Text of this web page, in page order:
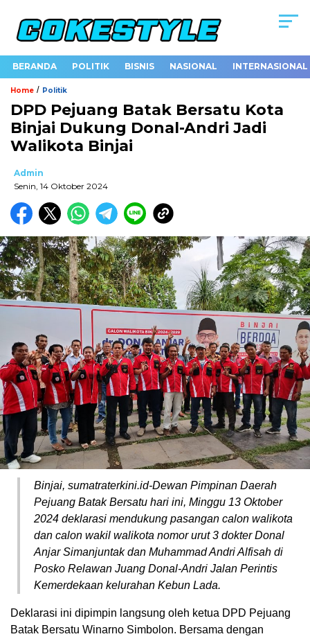
BERANDA POLITIK BISNIS NASIONAL INTERNASIONAL
Home / Politik
DPD Pejuang Batak Bersatu Kota
Binjai Dukung Donal-Andri Jadi
Walikota Binjai
Admin
Senin, 14 Oktober 2024
Binjai, sumatraterkini.id-Dewan Pimpinan Daerah
Pejuang Batak Bersatu hari ini, Minggu 13 Oktober
2024 deklarasi mendukung pasangan calon walikota
dan calon wakil walikota nomor urut 3 dokter Donal
Anjar Simanjuntak dan Muhammad Andri Alfisah di
Posko Relawan Juang Donal-Andri Jalan Perintis
Kemerdekaan kelurahan Kebun Lada.
Deklarasi ini dipimpin langsung oleh ketua DPD Pejuang
Batak Bersatu Winarno Simbolon. Bersama dengan